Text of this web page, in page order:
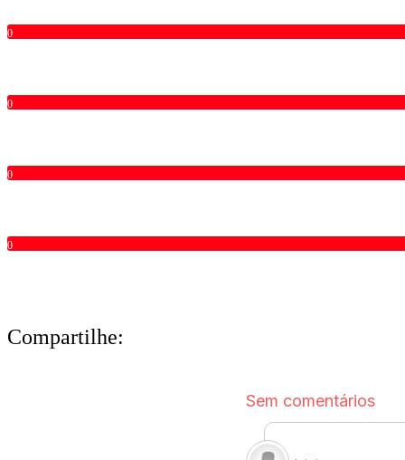
0
0
0
0
Compartilhe: